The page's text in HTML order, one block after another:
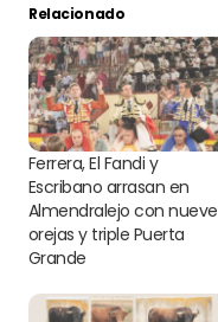
Relacionado
Ferrera, El Fandi y
Escribano arrasan en
Almendralejo con nueve
orejas y triple Puerta
Grande